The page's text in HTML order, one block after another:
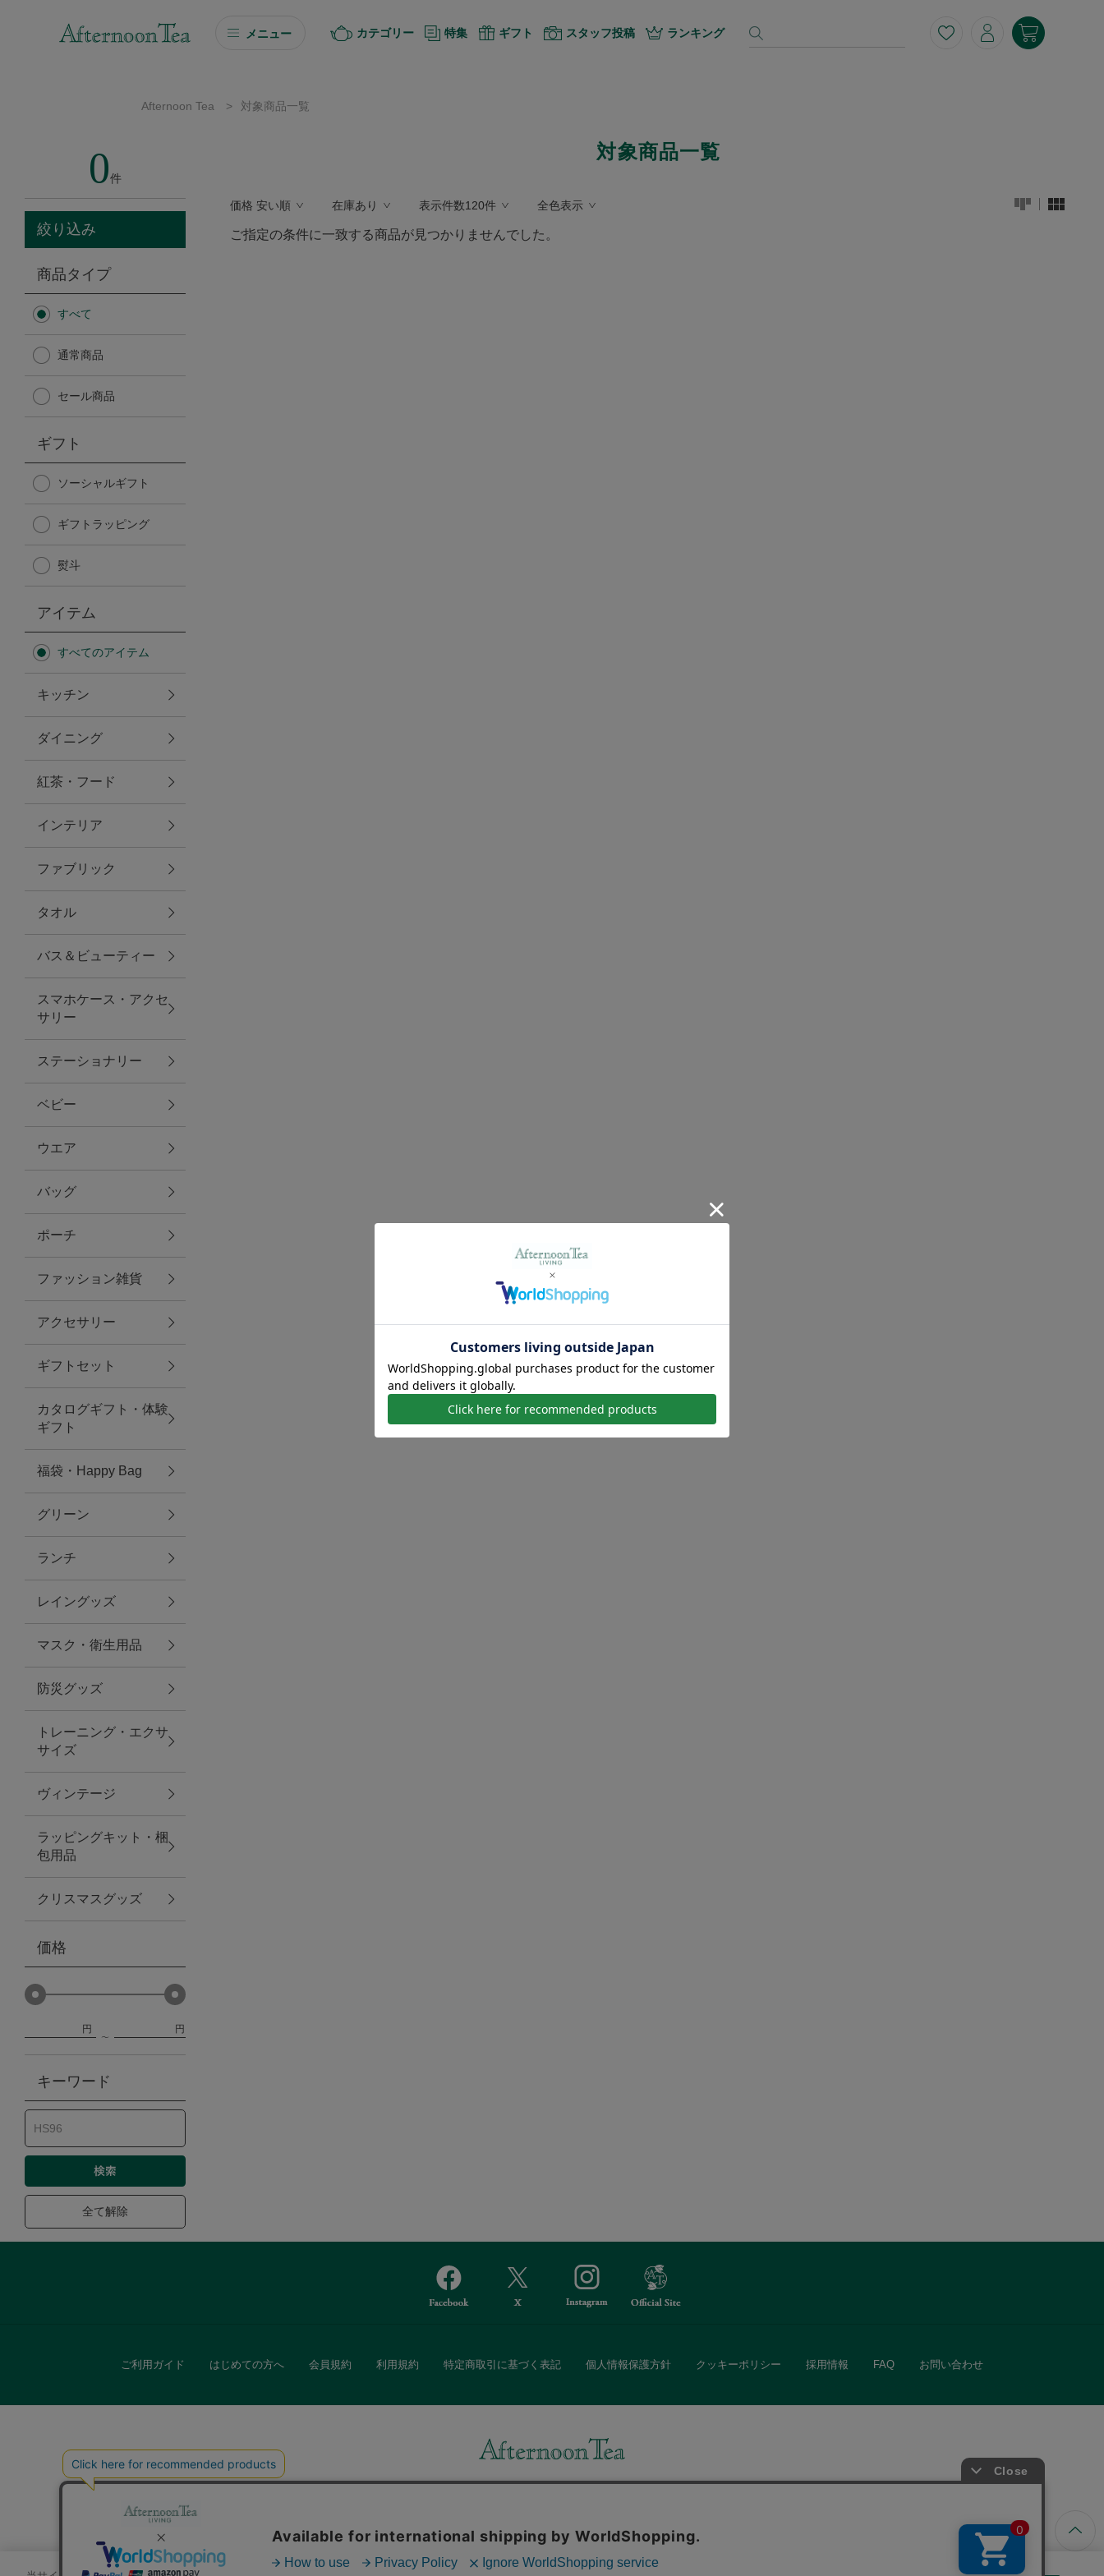
メニュー
ソーシャルギフト
カタログギフト
Afternoon Tea TEAROOM
Afternoon Tea TEAROOM
日傘
保冷バッグ
無重力シリーズ
トラベルグッズ
ランチ
バッグ
キッチン・ダイニング
ダイニング
キッチン
ファブリック
グリーン
バス＆ビューティー
バス＆ビューティー
タオル
ウエア＆バッグ
ウエア
レイングッズ
アクセサリー
ファッション雑貨
ファッショングッズ
スマホケース・アクセサリー
ポーチ
ステーショナリー
その他
紅茶・フード
防災グッズ・非常食
トレーニング
ヴィンテージ
カテゴリー 特集 ギフト スタッフ投稿 ランキング
Afternoon Tea > 対象商品一覧
0件
絞り込み
商品タイプ
すべて
通常商品
セール商品
ギフト
ソーシャルギフト
ギフトラッピング
熨斗
アイテム
すべてのアイテム
キッチン
ダイニング
紅茶・フード
インテリア
ファブリック
タオル
バス＆ビューティー
スマホケース・アクセ
サリー
ステーショナリー
ベビー
ウエア
バッグ
ポーチ
ファッション雑貨
アクセサリー
ギフトセット
カタログギフト・体験
ギフト
福袋・Happy Bag
グリーン
ランチ
レイングッズ
マスク・衛生用品
防災グッズ
トレーニング・エクサ
サイズ
ヴィンテージ
ラッピングキット・梱
包用品
クリスマスグッズ
価格
円 円
キーワード
全て解除
対象商品一覧
価格 安い順 在庫あり 表示件数120件 全色表示
ご指定の条件に一致する商品が見つかりませんでした。
ご利用ガイド はじめての方へ 会員規約 利用規約 特定商取引に基づく表記 個人情報保護方針 クッキーポリシー 採用情報 FAQ お問い合わせ
また、ギフトセットなどギフトにぴったりの豊富な商品がラインナップ。
「ソーシャルギフト」サービスもご提供しています。